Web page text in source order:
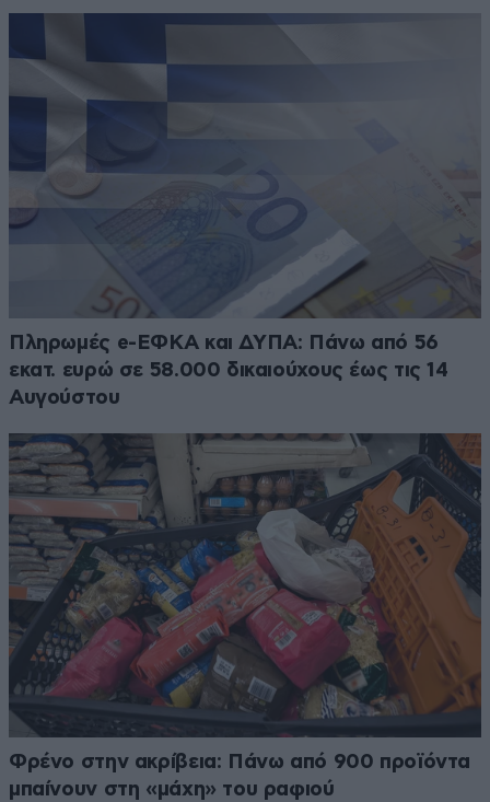
Πληρωμές e-ΕΦΚΑ και ΔΥΠΑ: Πάνω από 56
εκατ. ευρώ σε 58.000 δικαιούχους έως τις 14
Αυγούστου
Φρένο στην ακρίβεια: Πάνω από 900 προϊόντα
μπαίνουν στη «μάχη» του ραφιού